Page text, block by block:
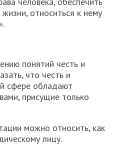
относиться к нему
понятий честь и
что честь и
сфере обладают
присущие только
можно относить, как
лицу.